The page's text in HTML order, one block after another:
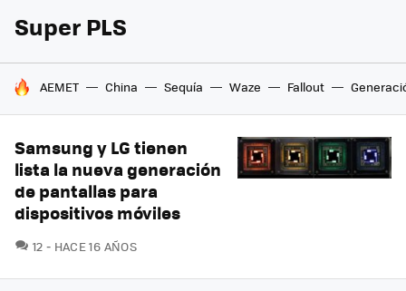
Super PLS
HOY SE HABLA DE
AEMET China Sequía Waze Fallout
Samsung y LG tienen
lista la nueva generación
de pantallas para
dispositivos móviles
12 COMENTARIOS
HACE 16 AÑOS